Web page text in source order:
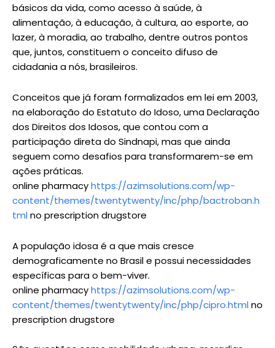
básicos da vida, como acesso à saúde, à
alimentação, à educação, à cultura, ao esporte, ao
lazer, à moradia, ao trabalho, dentre outros pontos
que, juntos, constituem o conceito difuso de
cidadania a nós, brasileiros.
Conceitos que já foram formalizados em lei em 2003,
na elaboração do Estatuto do Idoso, uma Declaração
dos Direitos dos Idosos, que contou com a
participação direta do Sindnapi, mas que ainda
seguem como desafios para transformarem-se em
ações práticas.
online pharmacyhttps://azimsolutions.com/wp-
content/themes/twentytwenty/inc/php/bactroban.h
tmlno prescription drugstore
A população idosa é a que mais cresce
demograficamente no Brasil e possui necessidades
específicas para o bem-viver.
online pharmacyhttps://azimsolutions.com/wp-
content/themes/twentytwenty/inc/php/cipro.htmlno
prescription drugstore